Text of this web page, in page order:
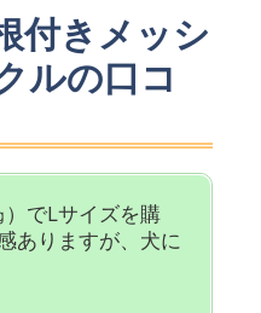
付きメッシ
ルの口コ
でLサイズを購
ありますが、犬に